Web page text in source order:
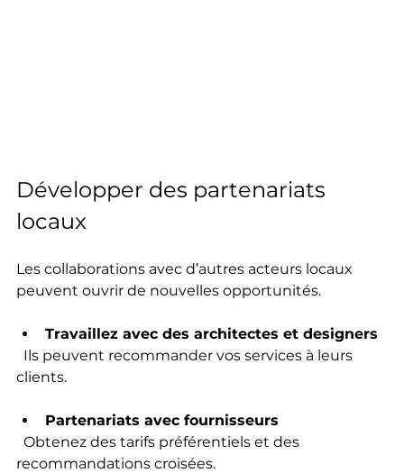
Développer des partenariats
locaux
Les collaborations avec d’autres acteurs locaux
peuvent ouvrir de nouvelles opportunités.
Travaillez avec des architectes et designers
clients.
Partenariats avec fournisseurs
recommandations croisées.